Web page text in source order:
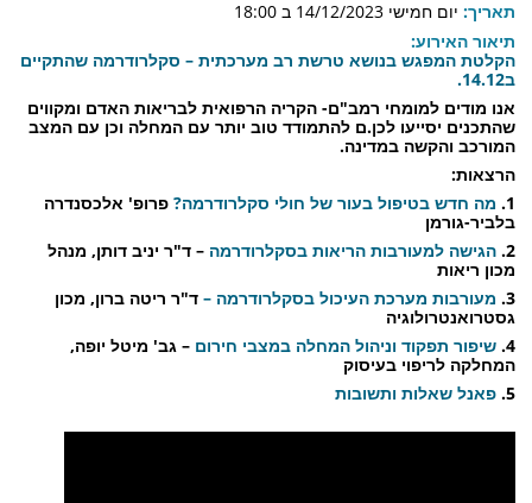
תאריך: יום חמישי 14/12/2023 ב 18:00
תיאור האירוע:
הקלטת המפגש בנושא טרשת רב מערכתית – סקלרודרמה שהתקיים
ב14.12.
אנו מודים למומחי רמב"ם- הקריה הרפואית לבריאות האדם ומקווים
שהתכנים יסייעו לכן.ם להתמודד טוב יותר עם המחלה וכן עם המצב
המורכב והקשה במדינה.
הרצאות:
1. מה חדש בטיפול בעור של חולי סקלרודרמה? פרופ' אלכסנדרה
בלביר-גורמן
2. הגישה למעורבות הריאות בסקלרודרמה – ד"ר יניב דותן, מנהל
מכון ריאות
3. מעורבות מערכת העיכול בסקלרודרמה – ד"ר ריטה ברון, מכון
גסטרואנטרולוגיה
4. שיפור תפקוד וניהול המחלה במצבי חירום – גב' מיטל יופה,
המחלקה לריפוי בעיסוק
5. פאנל שאלות ותשובות